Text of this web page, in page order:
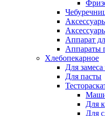
Аппарат
Аппараты
Хлебопекарное
Для замеса
Для пасты
Для
Для